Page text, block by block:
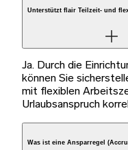
Unterstützt flair Teilzeit- und
Ja. Durch die
können Sie
mit flexiblen
Urlaubsanspruch
Was ist eine Ansparregel